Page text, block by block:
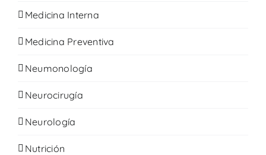
Medicina Interna
Medicina Preventiva
Neumonología
Neurocirugía
Neurología
Nutrición